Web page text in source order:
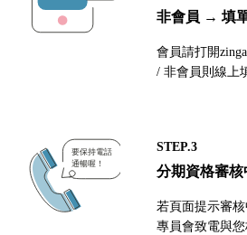
非會員 → 填
會員請打開
/ 非會員則線上
STEP.3
分期資格審核
若頁面提示審
專員會致電與